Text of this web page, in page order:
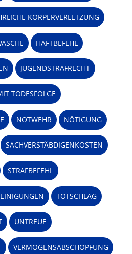
KÖRPERVERLETZUNG
HAFTBEFEHL
JUGENDSTRAFRECHT
TODESFOLGE
NOTWEHR NÖTIGUNG
SACHVERSTÄBDIGENKOSTEN
STRAFBEFEHL
TOTSCHLAG
UNTREUE
VERMÖGENSABSCHÖPFUNG